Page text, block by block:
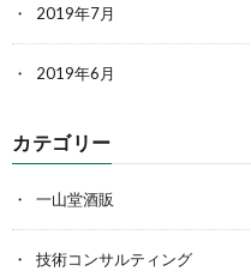
2019年7月
2019年6月
カテゴリー
一山堂酒販
技術コンサルティング